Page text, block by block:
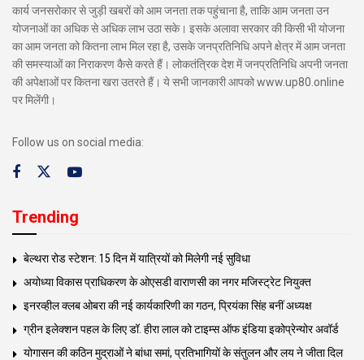
कार्य जनसरोकार से जुड़ी खबरों को आम जनता तक पहुंचाना है, ताकि आम जनता उन
योजनाओं का अधिक से अधिक लाभ उठा सके। इसके अलावा सरकार की किसी भी योजना
का आम जनता को कितना लाभ मिल रहा है, उसके जनप्रतिनिधि अपने क्षेत्र में आम जनता
की समस्याओं का निराकरण कैसे करते हैं। लोकतंत्रिक देश में जनप्रतिनिधि अपनी जनता
की अपेक्षाओं पर कितना खरा उतरते हैं। ये सभी जानकारी आपको www.up80.online
पर मिलेंगी।
Follow us on social media:
Trending
बेल्थरा रोड स्टेशन: 15 दिन में यात्रियों को मिलेगी नई सुविधा
अयोध्या विकास प्राधिकरण के ओएसडी वाराणसी का नगर मजिस्ट्रेट नियुक्त
इनरव्हील क्लब ओबरा की नई कार्यकारिणी का गठन, प्रियंका सिंह बनीं अध्यक्ष
ग्रीन इलेक्शन पहल के लिए डॉ. हीरा लाल को टाइम्स ऑफ इंडिया इकोप्रेन्योर अवॉर्ड
योगासन की कठिन मुद्राओं ने बांधा समां, प्रतिभागियों के संतुलन और लय ने जीता दिल